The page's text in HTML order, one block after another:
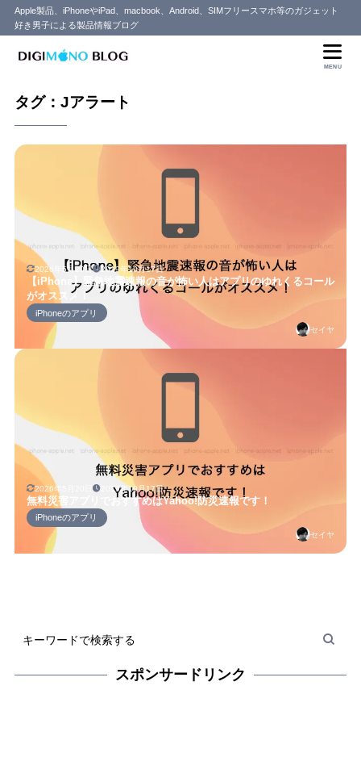
Apple製品、iPhoneやiPad、macbook、Android、SIMフリースマホ等のガジェット
好き男子による製品情報ブログ
MENU
タグ：Jアラート
2026年5月20日 2019年10月17日
【iPhone】緊急地震速報の音が怖い人はアプリのゆれくるコール
がオススメ！
iPhoneのアプリ
セイヤ
2026年5月20日 2019年10月17日
無料災害アプリでおすすめはYahoo!防災速報です！
iPhoneのアプリ
セイヤ
スポンサードリンク